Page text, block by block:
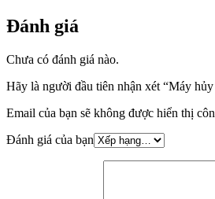
Đánh giá
Chưa có đánh giá nào.
Hãy là người đầu tiên nhận xét “Máy
Email của bạn sẽ không được hiển thị
Đánh giá của bạn